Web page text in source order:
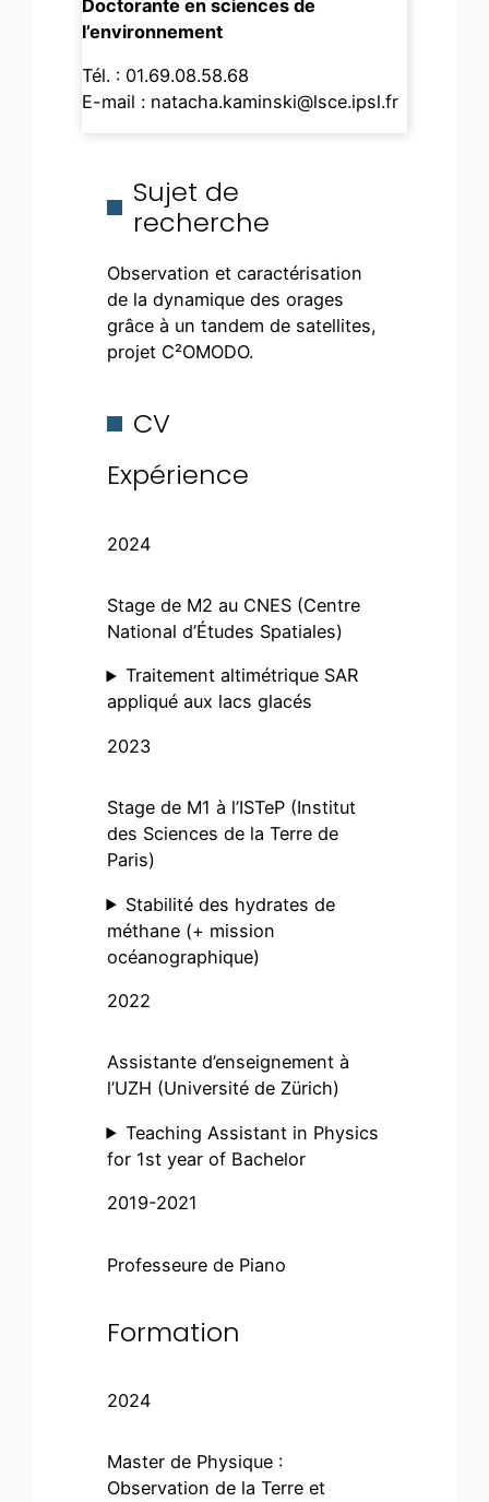
Doctorante en sciences de
l’environnement
Tél. : 01.69.08.58.68
E-mail : natacha.kaminski@lsce.ipsl.fr
Sujet de
recherche
Observation et caractérisation
de la dynamique des orages
grâce à un tandem de satellites,
projet C²OMODO.
CV
Expérience
2024
Stage de M2 au CNES (Centre
National d’Études Spatiales)
Traitement altimétrique SAR
appliqué aux lacs glacés
2023
Stage de M1 à l’ISTeP (Institut
des Sciences de la Terre de
Paris)
Stabilité des hydrates de
méthane (+ mission
océanographique)
2022
Assistante d’enseignement à
l’UZH (Université de Zürich)
Teaching Assistant in Physics
for 1st year of Bachelor
2019-2021
Professeure de Piano
Formation
2024
Master de Physique :
Observation de la Terre et